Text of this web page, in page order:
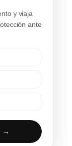
y viaja
ante
→